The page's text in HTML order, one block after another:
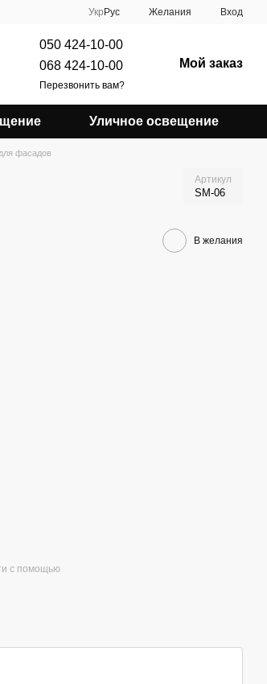
Укр Рус Желания Вход
050 424-10-00
068 424-10-00
Перезвонить вам?
Мой заказ
Уличное освещение
фасадов
Артикул
SM-06
В желания
с помощью